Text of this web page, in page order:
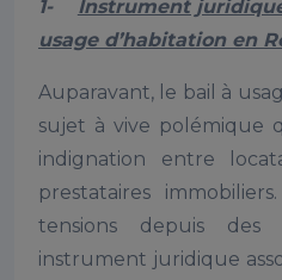
1- Instrument
usage d’habitation en
Auparavant, le bail à
sujet à vive polémique
indignation entre
prestataires
tensions depuis des
instrument juridique